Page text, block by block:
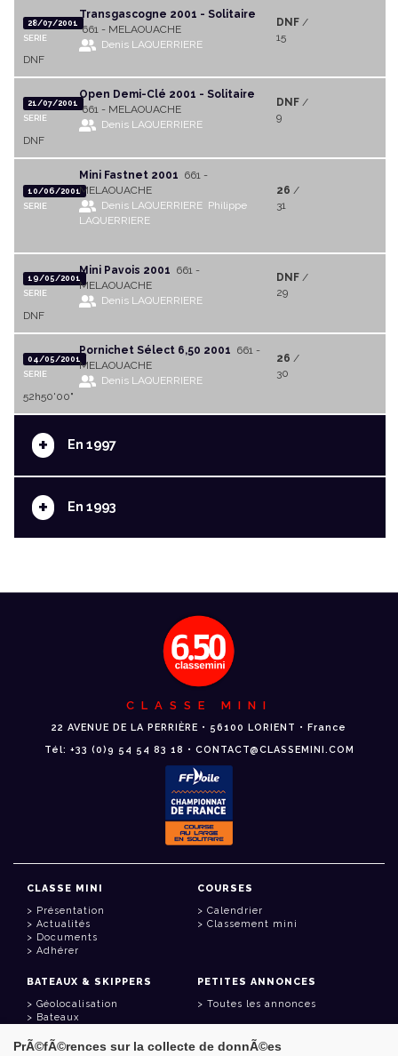
28/07/2001
SERIE
Transgascogne 2001 - Solitaire
661 - MELAOUACHE
Denis LAQUERRIERE
DNF/
15
DNF
21/07/2001
SERIE
Open Demi-Clé 2001 - Solitaire
661 - MELAOUACHE
Denis LAQUERRIERE
DNF/
9
DNF
10/06/2001
SERIE
Mini Fastnet 2001 661 -
MELAOUACHE
Denis LAQUERRIERE Philippe
LAQUERRIERE
26 /
31
19/05/2001
SERIE
Mini Pavois 2001 661 -
MELAOUACHE
Denis LAQUERRIERE
DNF/
29
DNF
04/05/2001
SERIE
Pornichet Sélect 6,50 2001 661 -
MELAOUACHE
Denis LAQUERRIERE
26 /
30
52h50'00"
+ En 1997
+ En 1993
CLASSE MINI
22 AVENUE DE LA PERRIÈRE • 56100 LORIENT • France
Tél: +33 (0)9 54 54 83 18 • CONTACT@CLASSEMINI.COM
CLASSE MINI
Présentation
Actualités
Documents
Adhérer
COURSES
Calendrier
Classement mini
BATEAUX & SKIPPERS
Géolocalisation
Bateaux
PETITES ANNONCES
Toutes les annonces
PrÃ©fÃ©rences sur la collecte de donnÃ©es